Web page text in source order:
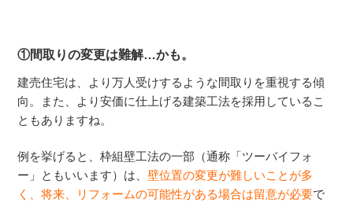
①間取りの変更は難解…かも。
建売住宅は、より万人受けするような間取りを重視する傾
向。また、より安価に仕上げる建築工法を採用しているこ
ともありますね。
例を挙げると、枠組壁工法の一部（通称「ツーバイフォ
ー」ともいいます）は、壁位置の変更が難しいことが多
く、将来、リフォームの可能性がある場合は留意が必要で